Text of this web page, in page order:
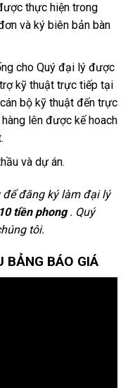
thực hiện trong
và ký biên bản bàn
cho Quý đại lý được
kỹ thuật trực tiếp tại
bộ kỹ thuật đến trực
lên được kế hoach
và dự án.
đăng ký làm đại lý
tiền phong. Quý
tôi.
BẢNG BÁO GIÁ